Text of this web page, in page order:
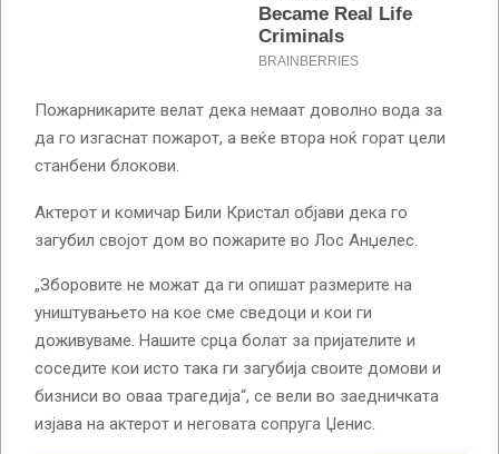
Пожарникарите велат дека немаат доволно вода за
да го изгаснат пожарот, а веќе втора ноќ горат цели
станбени блокови.
Актерот и комичар Били Кристал објави дека го
загубил својот дом во пожарите во Лос Анџелес.
„Зборовите не можат да ги опишат размерите на
уништувањето на кое сме сведоци и кои ги
доживуваме. Нашите срца болат за пријателите и
соседите кои исто така ги загубија своите домови и
бизниси во оваа трагедија“, се вели во заедничката
изјава на актерот и неговата сопруга Џенис.